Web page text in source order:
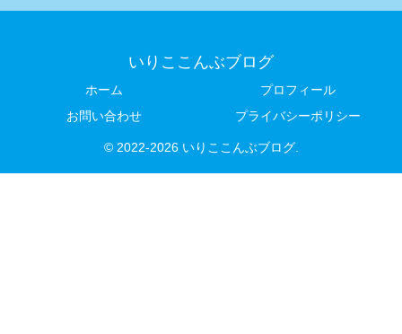
いりここんぶブログ
ホーム
プロフィール
お問い合わせ
プライバシーポリシー
© 2022-2026 いりここんぶブログ.